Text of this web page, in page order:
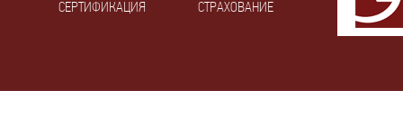
СЕРТИФИКАЦИЯ
СТРАХОВАНИЕ